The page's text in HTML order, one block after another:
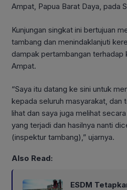
Ampat, Papua Barat Daya, pada
Kunjungan singkat ini bertujuan
tambang dan menindaklanjuti
dampak pertambangan terhadap
Ampat.
“Saya itu datang ke sini untuk
kepada seluruh masyarakat, dan
lihat dan saya juga melihat
yang terjadi dan hasilnya nanti
(inspektur tambang),” ujarnya.
Also Read:
ESDM